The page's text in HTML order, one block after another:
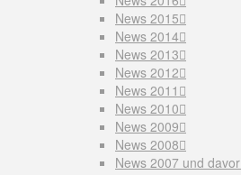
News 2015
News 2014
News 2013
News 2012
News 2011
News 2010
News 2009
News 2008
News 2007 und davor